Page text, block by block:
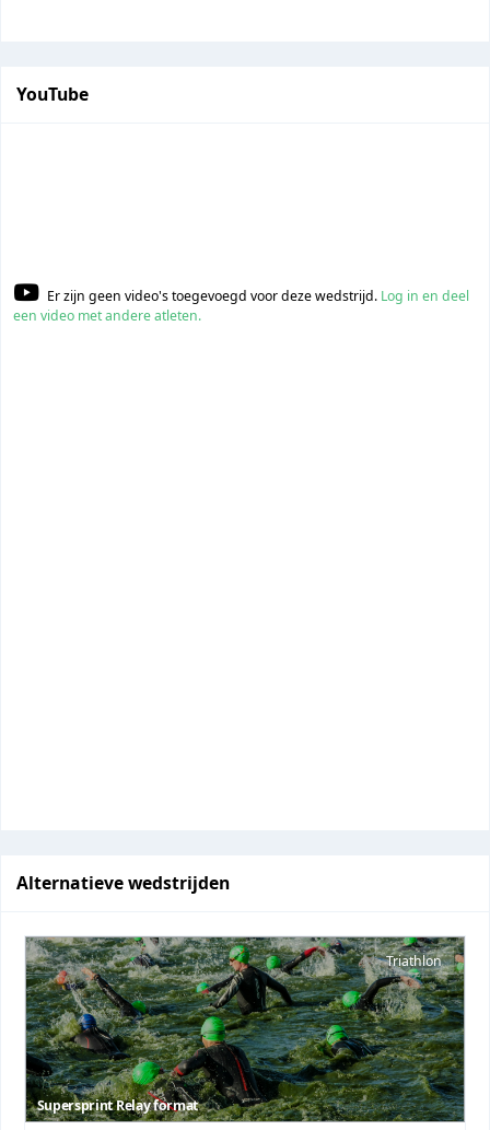
YouTube
Er zijn geen video's toegevoegd voor deze wedstrijd. Log in en deel
een video met andere atleten.
Alternatieve wedstrijden
Triathlon
Supersprint Relay format